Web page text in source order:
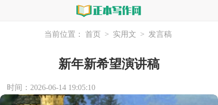
当前位置： 首页 > 实用文 > 发言稿
新年新希望演讲稿
时间：2026-06-14 19:05:10